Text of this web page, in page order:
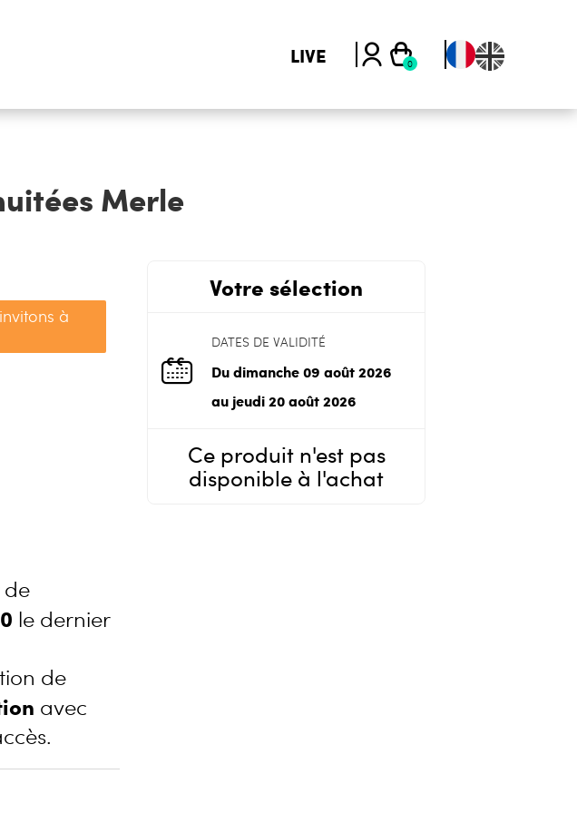
LIVE
Merle
à
Votre sélection
DATES DE VALIDITÉ
Du dimanche 09 août 2026
au jeudi 20 août 2026
Ce produit n'est pas
disponible à l'achat
de
le dernier
de
avec